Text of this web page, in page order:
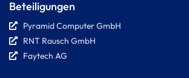
Beteiligungen
Pyramid Computer GmbH
RNT Rausch GmbH
Faytech AG